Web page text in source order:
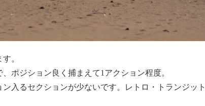
。
ポジション良く捕まえて1アクション程度。
入るセクションが少ないです。レトロ・トランジッ